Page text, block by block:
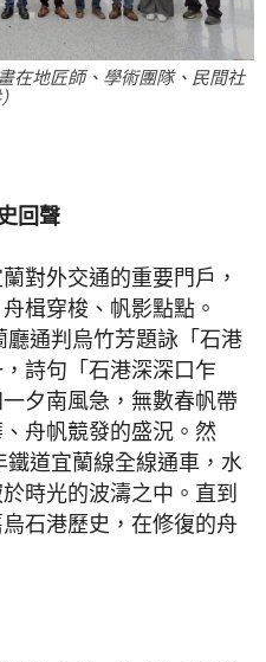
在地匠師、學術團隊、民間社
回聲
對外交通的重要門戶，
楫穿梭、帆影點點。
通判烏竹芳題詠「石港
詩句「石港深深口乍
夕南風急，無數春帆帶
舟帆競發的盛況。然
道宜蘭線全線通車，水
時光的波濤之中。直到
石港歷史，在修復的舟